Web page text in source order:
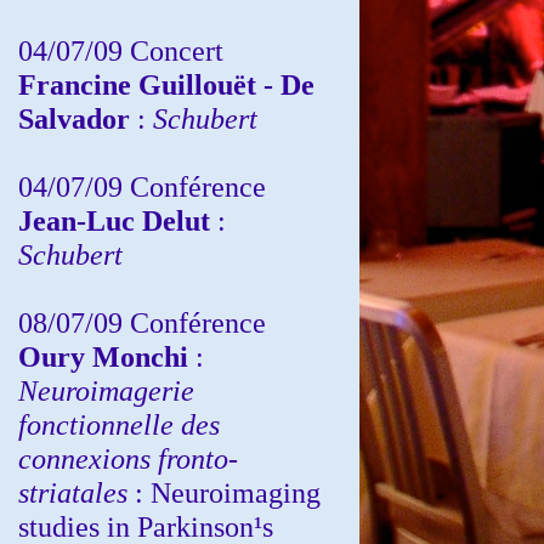
04/07/09 Concert
Francine Guillouët - De
Salvador : Schubert
04/07/09 Conférence
Jean-Luc Delut :
Schubert
08/07/09 Conférence
Oury Monchi :
Neuroimagerie
fonctionnelle des
connexions fronto-
striatales : Neuroimaging
studies in Parkinson¹s